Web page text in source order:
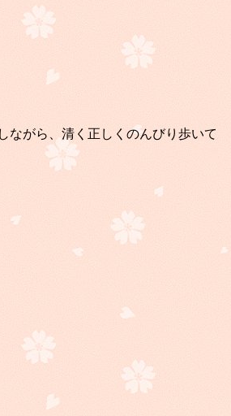
ながら、清く正しくのんびり歩いて